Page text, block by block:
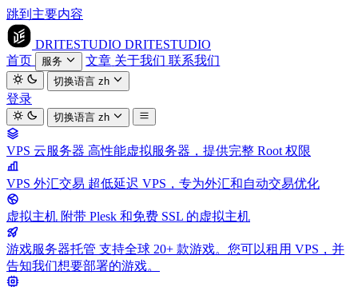
跳到主要内容
DRITESTUDIO DRITESTUDIO
首页
服务 文章 关于我们 联系我们
切换语言zh
登录
切换语言zh
VPS 云服务器 高性能虚拟服务器，提供完整 Root 权限
VPS 外汇交易 超低延迟 VPS，专为外汇和自动交易优化
虚拟主机 附带 Plesk 和免费 SSL 的虚拟主机
游戏服务器托管 支持全球 20+ 款游戏。您可以租用 VPS，并
告知我们想要部署的游戏。